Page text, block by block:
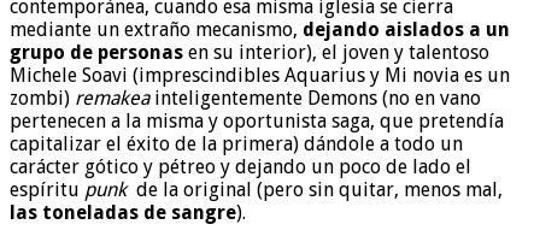
contemporánea, cuando esa misma iglesia se cierra
mediante un extraño mecanismo, dejando aislados a un
grupo de personas en su interior), el joven y talentoso
Michele Soavi (imprescindibles Aquarius y Mi novia es un
zombi) remakea inteligentemente Demons (no en vano
pertenecen a la misma y oportunista saga, que pretendía
capitalizar el éxito de la primera) dándole a todo un
carácter gótico y pétreo y dejando un poco de lado el
espíritu punk de la original (pero sin quitar, menos mal,
las toneladas de sangre).